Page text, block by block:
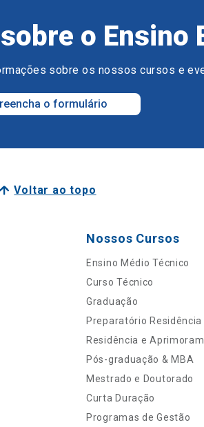
o Ensino
sobre os nossos cursos e
o formulário
Voltar ao topo
Nossos Cursos
Ensino Médio Técnico
Curso Técnico
Graduação
Preparatório Residência
Residência e
Pós-graduação & MBA
Mestrado e Doutorado
Curta Duração
Programas de Gestão